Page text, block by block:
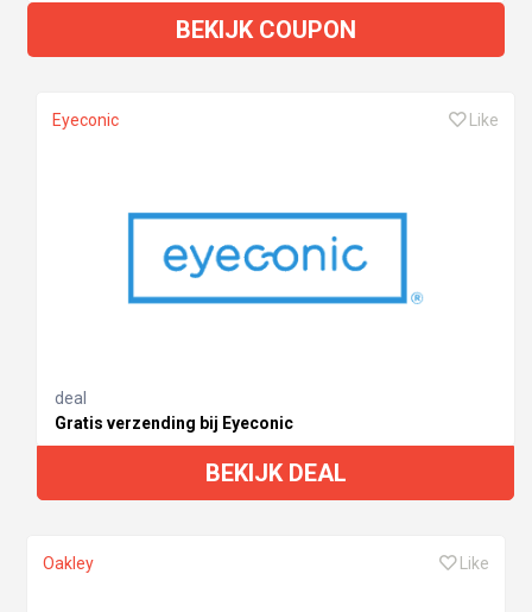
BEKIJK COUPON
Eyeconic Like
deal
Gratis verzending bij Eyeconic
BEKIJK DEAL
Oakley Like